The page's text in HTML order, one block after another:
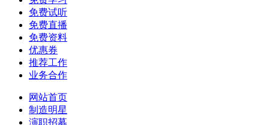
免费试听
免费直播
免费资料
优惠券
推荐工作
业务合作
网站首页
制造明星
演职招募